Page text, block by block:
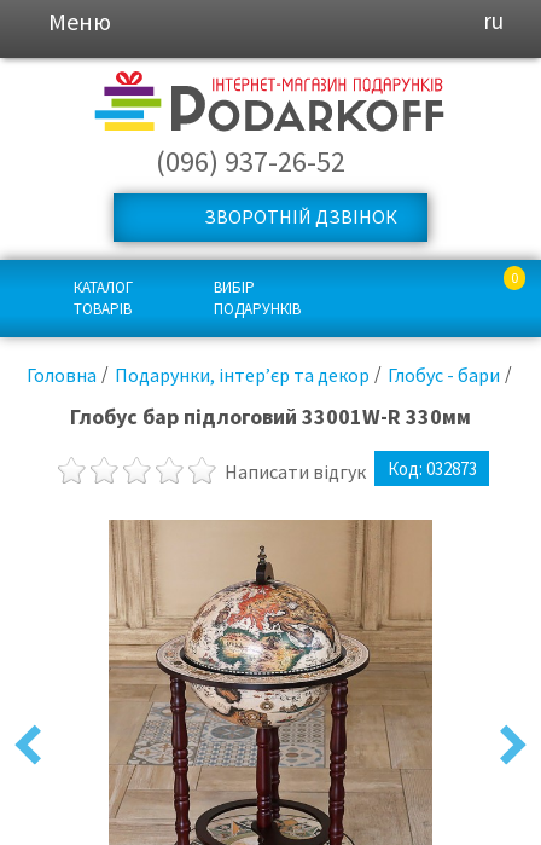
Меню ru
(096) 937-26-52
ЗВОРОТНІЙ ДЗВІНОК
КАТАЛОГ
ТОВАРІВ
ВИБІР
ПОДАРУНКІВ
0
Головна Подарунки, інтер’єр та декор Глобус - бари
Глобус бар підлоговий 33001W-R 330мм
Написати відгук Код: 032873
Previous Next